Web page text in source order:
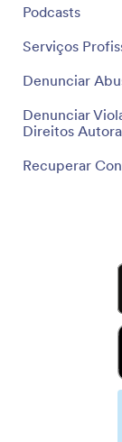
Podcasts
Serviços
Denunciar
Denunciar
Direitos
Recuperar